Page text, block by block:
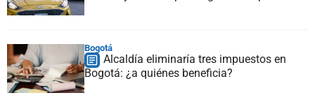
Bogotá
Alcaldía eliminaría tres impuestos en
Bogotá: ¿a quiénes beneficia?